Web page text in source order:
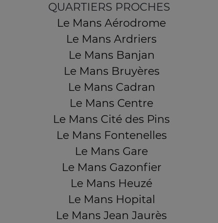
QUARTIERS PROCHES
Le Mans Aérodrome
Le Mans Ardriers
Le Mans Banjan
Le Mans Bruyères
Le Mans Cadran
Le Mans Centre
Le Mans Cité des Pins
Le Mans Fontenelles
Le Mans Gare
Le Mans Gazonfier
Le Mans Heuzé
Le Mans Hopital
Le Mans Jean Jaurès